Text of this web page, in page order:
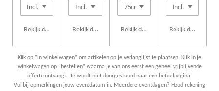
Bekijk details Bekijk details Bekijk details Bekijk details
Klik op “in winkelwagen” om artikelen op je verlanglijst te plaatsen. Klik in je
winkelwagen op “bestellen” waarna je van ons eerst een geheel vrijblijvende
offerte ontvangt. Je wordt niet doorgestuurd naar een betaalpagina.
Vul bij opmerkingen jouw eventdatum in. Meerdere eventdagen? Houd rekening